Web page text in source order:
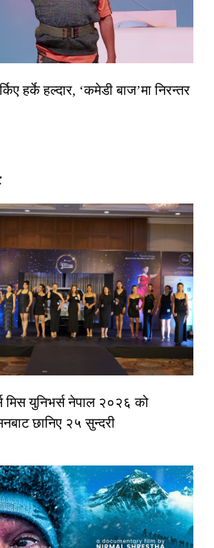
हर्के हल्दार, ‘कमेडी बाज’मा निरन्तर
मिस युनिभर्स नेपाल २०२६ को
छानिए २५ सुन्दरी